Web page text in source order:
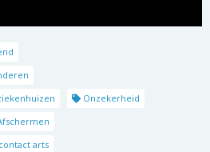
Onzekerheid
arts